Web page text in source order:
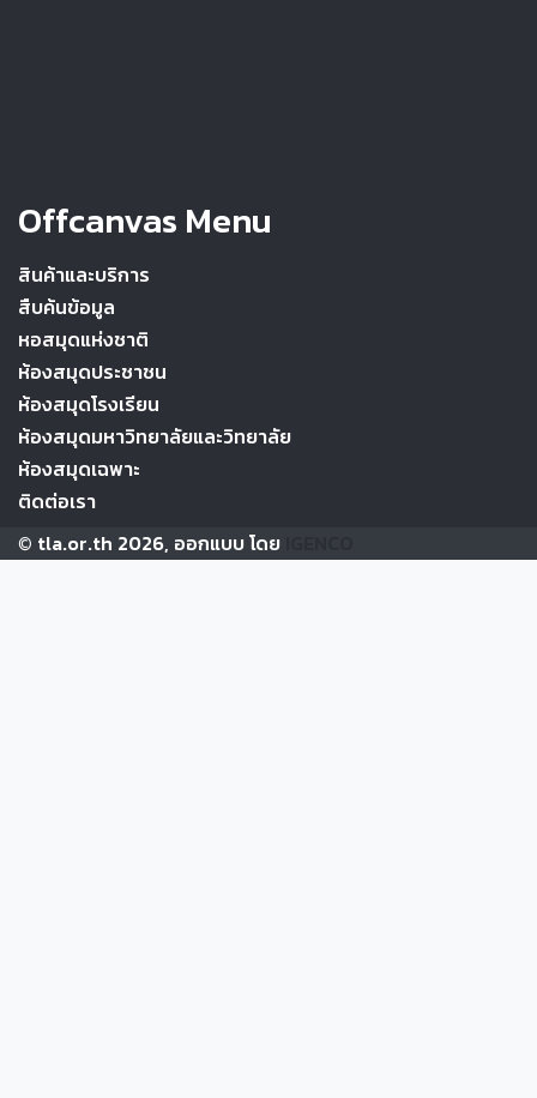
Offcanvas Menu
สินค้าและบริการ
สืบค้นข้อมูล
หอสมุดแห่งชาติ
ห้องสมุดประชาชน
ห้องสมุดโรงเรียน
ห้องสมุดมหาวิทยาลัยและวิทยาลัย
ห้องสมุดเฉพาะ
ติดต่อเรา
© tla.or.th 2026, ออกแบบ โดย